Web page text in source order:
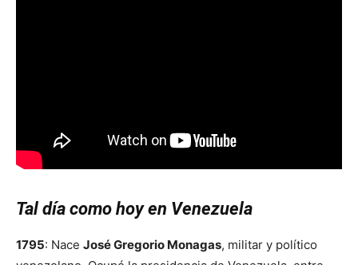
Tal día como hoy en Venezuela
1795: Nace José Gregorio Monagas, militar y político